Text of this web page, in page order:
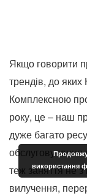
Якщо говорити
трендів, до
Комплексною
року, це – наш
дуже багато
обслуговування
теж заняття не
вилучення,
використання